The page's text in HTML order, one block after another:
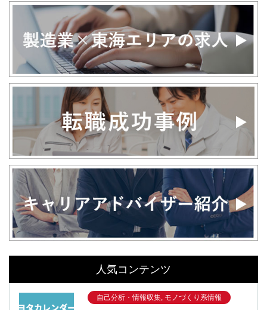
人気コンテンツ
自己分析・情報収集, モノづくり系情報